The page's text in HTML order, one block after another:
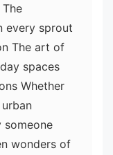
every sprout
The art of
spaces
Whether
someone
wonders of